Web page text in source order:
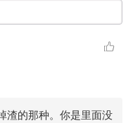
渣的那种。你是里面没